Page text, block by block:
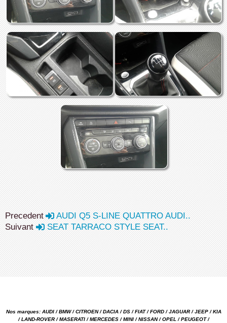
Precedent
AUDI Q5 S-LINE QUATTRO AUDI..
Suivant
SEAT TARRACO STYLE SEAT..
Nos marques: AUDI / BMW / CITROEN / DACIA / DS / FIAT / FORD / JAGUAR / JEEP / KIA
/ LAND-ROVER / MASERATI / MERCEDES / MINI / NISSAN / OPEL / PEUGEOT /